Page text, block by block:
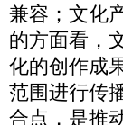
兼容；文化
的方面看，
化的创作成
范围进行传
合点，是推